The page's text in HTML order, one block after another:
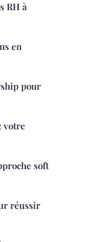
RH à
en
pour
votre
soft
réussir